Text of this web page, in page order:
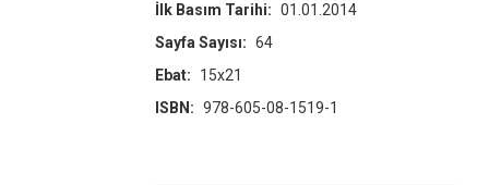
İlk Basım Tarihi: 01.01.2014
Sayfa Sayısı: 64
Ebat:
15x21
ISBN: 978-605-08-1519-1